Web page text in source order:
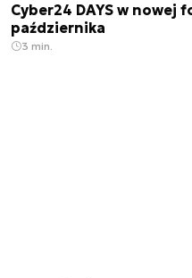
Cyber24 DAYS w nowej
października
3 min.